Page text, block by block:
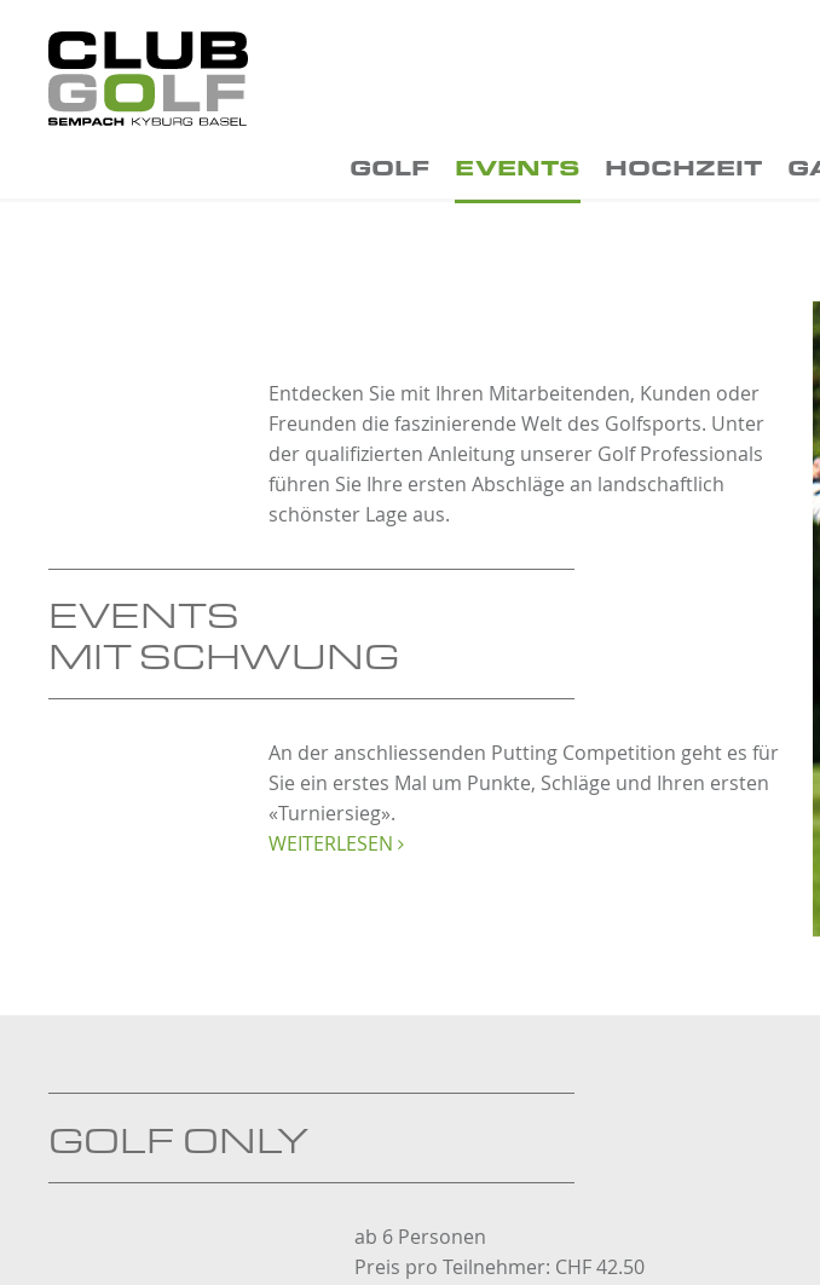
GOLF EVENTS HOCHZEIT
Entdecken Sie mit Ihren Mitarbeitenden, Kunden oder
Freunden die faszinierende Welt des Golfsports. Unter
der qualifizierten Anleitung unserer Golf Professionals
führen Sie Ihre ersten Abschläge an landschaftlich
schönster Lage aus.
EVENTS
MIT SCHWUNG
An der anschliessenden Putting Competition geht es für
Sie ein erstes Mal um Punkte, Schläge und Ihren ersten
«Turniersieg».
WEITERLESEN
GOLF ONLY
ab 6 Personen
Preis pro Teilnehmer: CHF 42.50